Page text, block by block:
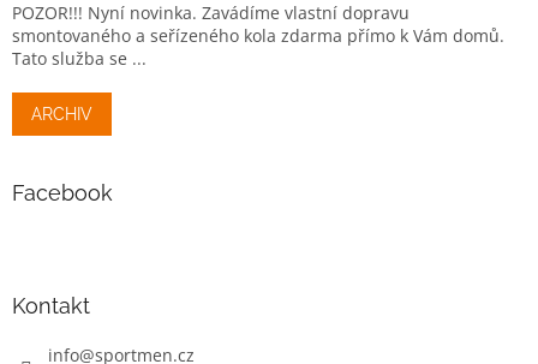
POZOR!!! Nyní novinka. Zavádíme vlastní dopravu
smontovaného a seřízeného kola zdarma přímo k Vám domů.
Tato služba se ...
ARCHIV
Facebook
Kontakt
info@sportmen.cz